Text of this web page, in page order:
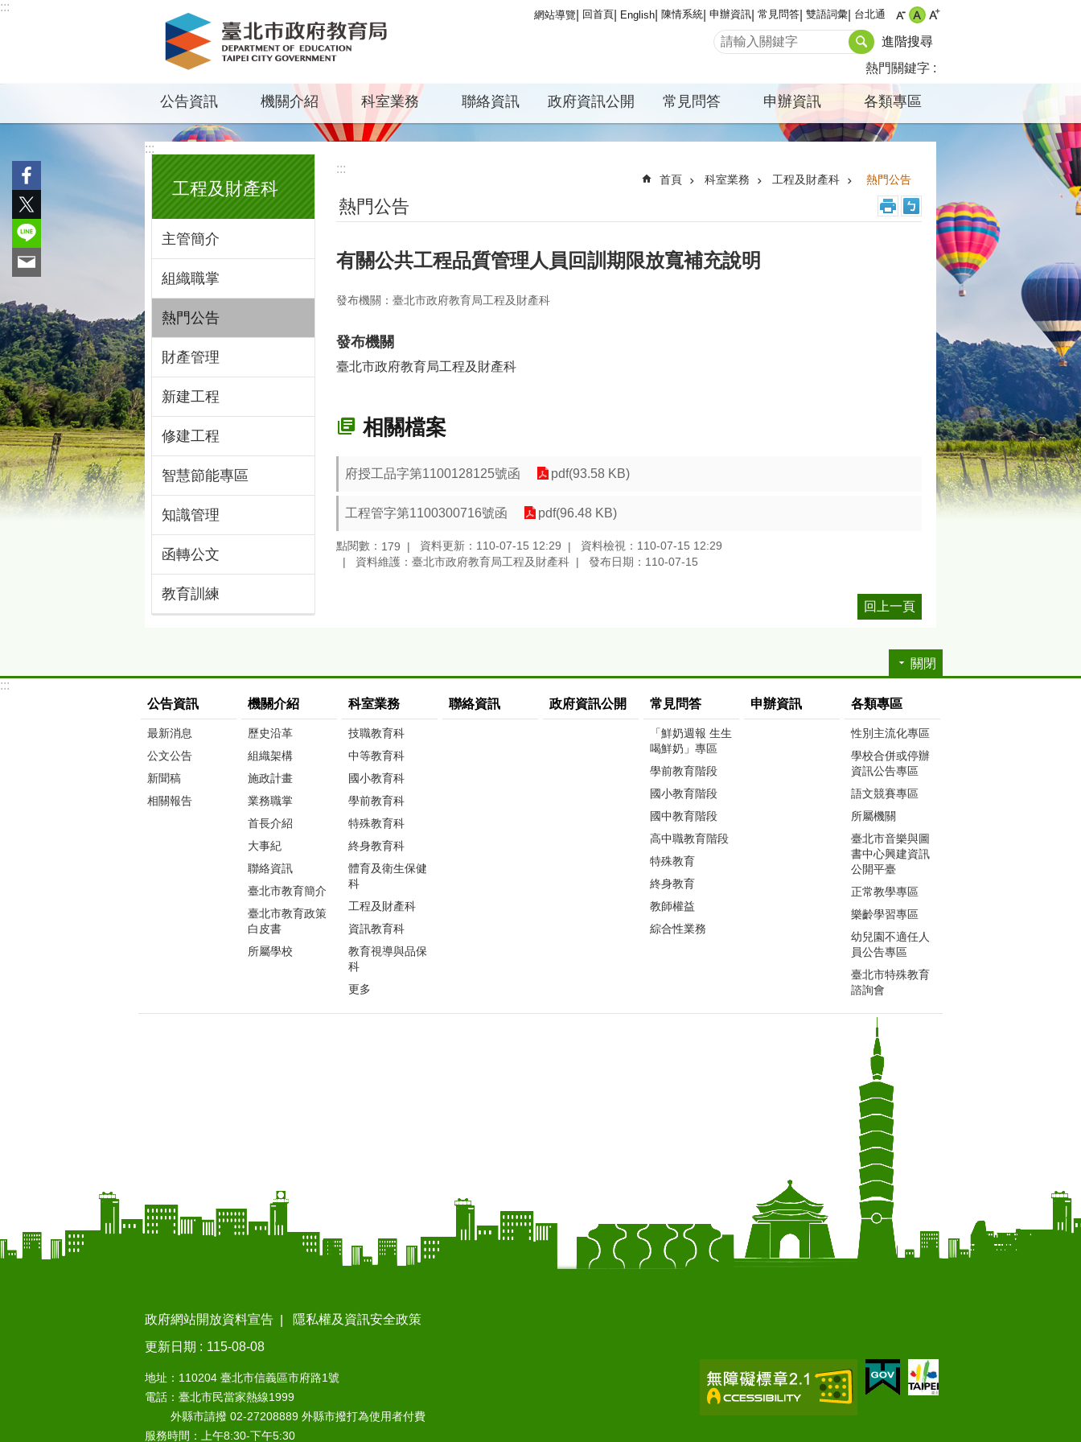
跳到主要內容區塊
:::
網站導覽 回首頁 English 陳情系統 申辦資訊 常見問答 雙語詞彙 台北通
進階搜尋
熱門關鍵字
公告資訊 機關介紹 科室業務 聯絡資訊 政府資訊公開 常見問答 申辦資訊 各類專區
:::
工程及財產科
主管簡介
組織職掌
熱門公告
財產管理
新建工程
修建工程
智慧節能專區
知識管理
函轉公文
教育訓練
:::
首頁 科室業務 工程及財產科 熱門公告
熱門公告
有關公共工程品質管理人員回訓期限放寬補充說明
發布機關：臺北市政府教育局工程及財產科
發布機關
臺北市政府教育局工程及財產科
相關檔案
府授工品字第1100128125號函 pdf(93.58 KB)
工程管字第1100300716號函 pdf(96.48 KB)
點閱數： 179 資料更新：110-07-15 12:29
資料檢視：110-07-15 12:29
資料維護：臺北市政府教育局工程及財產科
發布日期：110-07-15
回上一頁
關閉
:::
公告資訊
最新消息
公文公告
新聞稿
相關報告
機關介紹
歷史沿革
組織架構
施政計畫
業務職掌
首長介紹
大事紀
聯絡資訊
臺北市教育簡介
臺北市教育政策
白皮書
所屬學校
科室業務
技職教育科
中等教育科
國小教育科
學前教育科
特殊教育科
終身教育科
體育及衛生保健
科
工程及財產科
資訊教育科
教育視導與品保
科
更多
聯絡資訊 政府資訊公開 常見問答
「鮮奶週報 生生
喝鮮奶」專區
學前教育階段
國小教育階段
國中教育階段
高中職教育階段
特殊教育
終身教育
教師權益
綜合性業務
申辦資訊 各類專區
性別主流化專區
學校合併或停辦
資訊公告專區
語文競賽專區
所屬機關
臺北市音樂與圖
書中心興建資訊
公開平臺
正常教學專區
樂齡學習專區
幼兒園不適任人
員公告專區
臺北市特殊教育
諮詢會
政府網站開放資料宣告
隱私權及資訊安全政策
更新日期
115-08-08
地址：110204 臺北市信義區市府路1號
電話：臺北市民當家熱線1999
外縣市請撥 02-27208889 外縣市撥打為使用者付費
服務時間：上午8:30-下午5:30